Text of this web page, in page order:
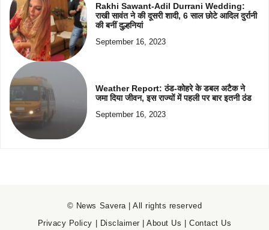
Rakhi Sawant-Adil Durrani Wedding:
राखी सावंत ने की दूसरी शादी, 6 साल छोटे आदिल दुर्रानी
की बनीं दुल्हनियां
September 16, 2023
Weather Report: ठंड-कोहरे के डबल अटैक ने
जमा दिया जीवन, इस राज्यों में पहली पर बार इतनी ठंड
September 16, 2023
© News Savera | All rights reserved
Privacy Policy | Disclaimer |About Us |Contact Us